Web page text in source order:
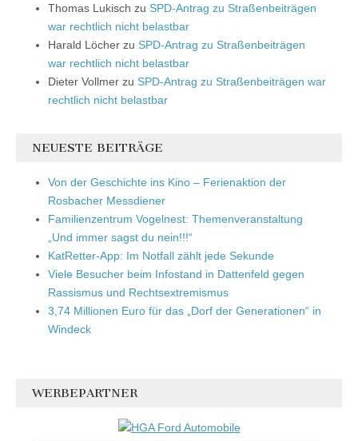
Thomas Lukisch zu SPD-Antrag zu Straßenbeiträgen
war rechtlich nicht belastbar
Harald Löcher zu SPD-Antrag zu Straßenbeiträgen
war rechtlich nicht belastbar
Dieter Vollmer zu SPD-Antrag zu Straßenbeiträgen war
rechtlich nicht belastbar
NEUESTE BEITRÄGE
Von der Geschichte ins Kino – Ferienaktion der
Rosbacher Messdiener
Familienzentrum Vogelnest: Themenveranstaltung
„Und immer sagst du nein!!!“
KatRetter-App: Im Notfall zählt jede Sekunde
Viele Besucher beim Infostand in Dattenfeld gegen
Rassismus und Rechtsextremismus
3,74 Millionen Euro für das „Dorf der Generationen“ in
Windeck
WERBEPARTNER